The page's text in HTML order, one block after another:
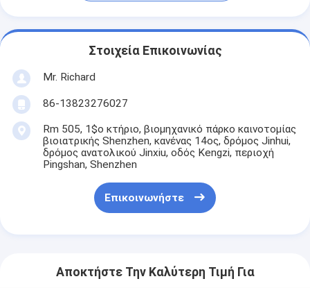
Στοιχεία Επικοινωνίας
Mr. Richard
86-13823276027
Rm 505, 1$ο κτήριο, βιομηχανικό πάρκο καινοτομίας
βιοιατρικής Shenzhen, κανένας 14ος, δρόμος Jinhui,
δρόμος ανατολικού Jinxiu, οδός Kengzi, περιοχή
Pingshan, Shenzhen
Επικοινωνήστε
Αποκτήστε Την Καλύτερη Τιμή Για